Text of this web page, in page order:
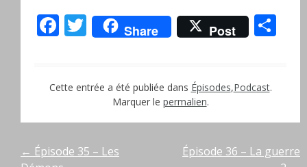
Facebook
Twitter
Share Post
Cette entrée a été publiée dans Épisodes,Podcast.
Marquer le permalien.
Navigation
← Épisode 35 – Les
Épisode 36 – La guerre